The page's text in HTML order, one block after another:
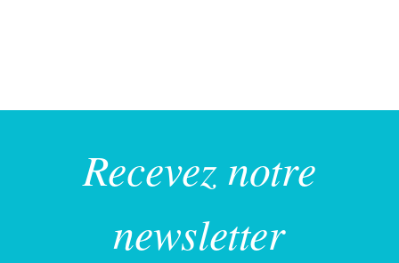
Recevez notre
newsletter